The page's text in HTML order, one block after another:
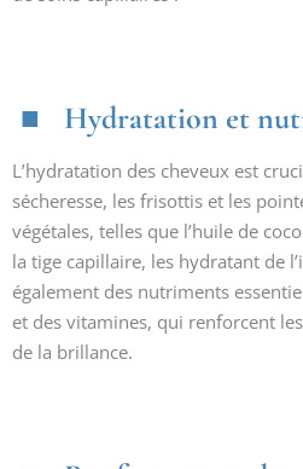
Hydratation et
L’hydratation des cheveux est
sécheresse, les frisottis et les
végétales, telles que l’huile de
la tige capillaire, les hydratant de
également des nutriments
et des vitamines, qui renforcent
de la brillance.